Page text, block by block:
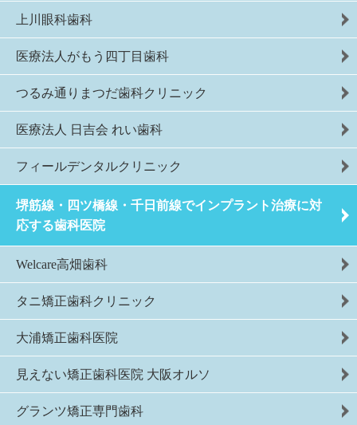
上川眼科歯科
医療法人がもう四丁目歯科
つるみ通りまつだ歯科クリニック
医療法人 日吉会 れい歯科
フィールデンタルクリニック
堺筋線・四ツ橋線・千日前線でインプラント治療に対
応する歯科医院
Welcare高畑歯科
タニ矯正歯科クリニック
大浦矯正歯科医院
見えない矯正歯科医院 大阪オルソ
グランツ矯正専門歯科